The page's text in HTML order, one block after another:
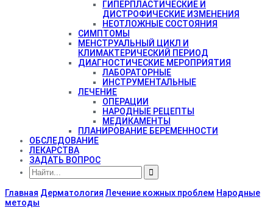
ГИПЕРПЛАСТИЧЕСКИЕ И
ДИСТРОФИЧЕСКИЕ ИЗМЕНЕНИЯ
НЕОТЛОЖНЫЕ СОСТОЯНИЯ
СИМПТОМЫ
МЕНСТРУАЛЬНЫЙ ЦИКЛ И
КЛИМАКТЕРИЧЕСКИЙ ПЕРИОД
ДИАГНОСТИЧЕСКИЕ МЕРОПРИЯТИЯ
ЛАБОРАТОРНЫЕ
ИНСТРУМЕНТАЛЬНЫЕ
ЛЕЧЕНИЕ
ОПЕРАЦИИ
НАРОДНЫЕ РЕЦЕПТЫ
МЕДИКАМЕНТЫ
ПЛАНИРОВАНИЕ БЕРЕМЕННОСТИ
ОБСЛЕДОВАНИЕ
ЛЕКАРСТВА
ЗАДАТЬ ВОПРОС
Главная Дерматология Лечение кожных проблем Народные
методы